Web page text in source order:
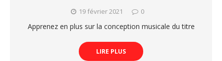
19 février 2021 0
Apprenez en plus sur la conception musicale du titre
LIRE PLUS